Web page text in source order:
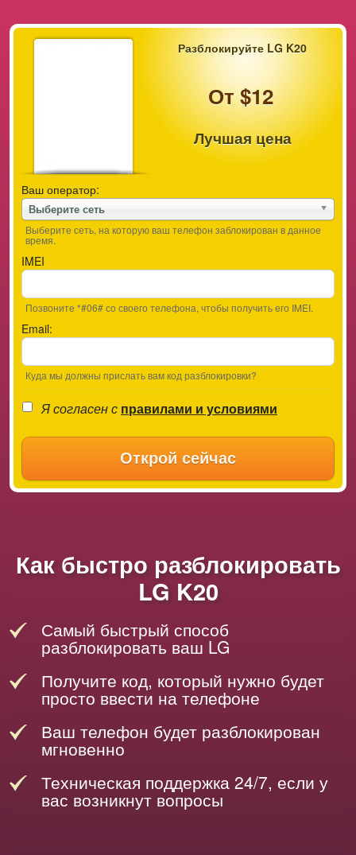
Разблокируйте LG K20
От $12
Лучшая цена
Ваш оператор:
Выберите сеть
Выберите сеть, на которую ваш телефон заблокирован в данное
время.
IMEI
Позвоните *#06# со своего телефона, чтобы получить его IMEI.
Email:
Куда мы должны прислать вам код разблокировки?
Я согласен с правилами и условиями
Открой сейчас
Как быстро разблокировать
LG K20
Самый быстрый способ
разблокировать ваш LG
Получите код, который нужно будет
просто ввести на телефоне
Ваш телефон будет разблокирован
мгновенно
Техническая поддержка 24/7, если у
вас возникнут вопросы